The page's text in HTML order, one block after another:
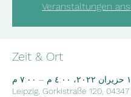
Veranstaltungen
Zeit & Ort
٧:٠٠ م
Leipzig, Gorkistraße 120, 04347